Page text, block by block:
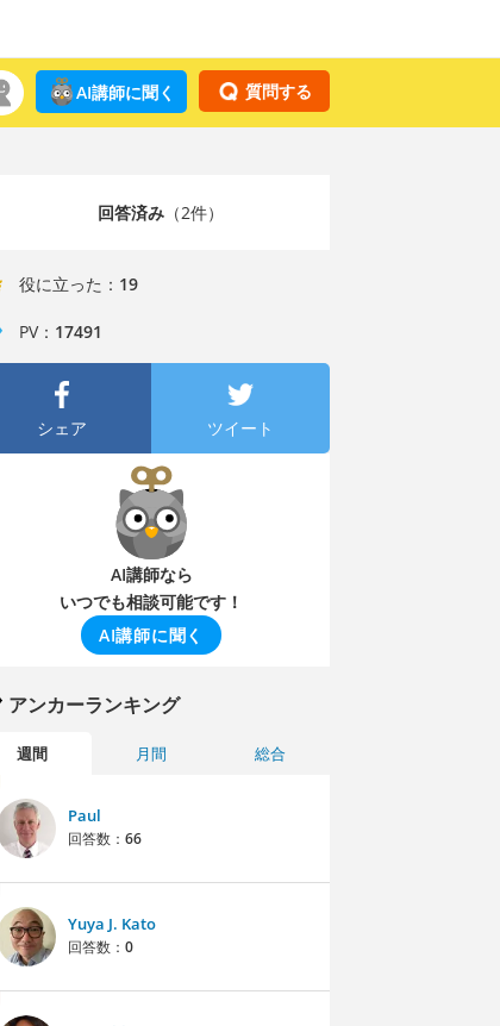
質問する
AI講師に聞く
回答済み（2件）
役に立った： 19
PV： 17491
シェア ツイート
AI講師なら
いつでも相談可能です！
AI講師に聞く
アンカーランキング
週間 月間 総合
Paul
回答数： 66
Yuya J. Kato
回答数： 0